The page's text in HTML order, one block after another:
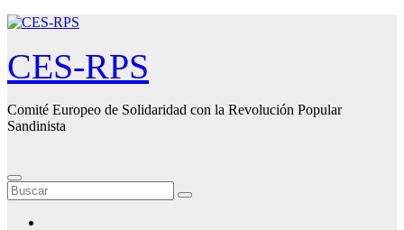
Saltar
contenido
CES-RPS
Comité Europeo de Solidaridad con la Revolución Popular
Sandinista